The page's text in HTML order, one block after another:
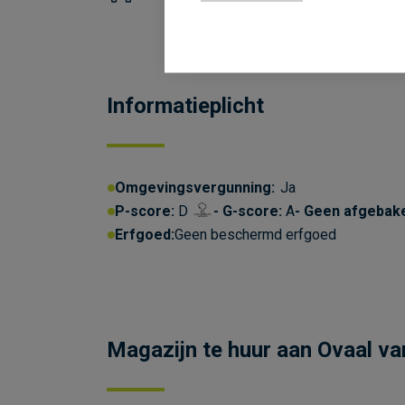
Informatieplicht
Omgevingsvergunning: Ja
P-score: D G-score: A Geen
Erfgoed:Geen beschermd erfgoed
Magazijn te huur aan Ovaal